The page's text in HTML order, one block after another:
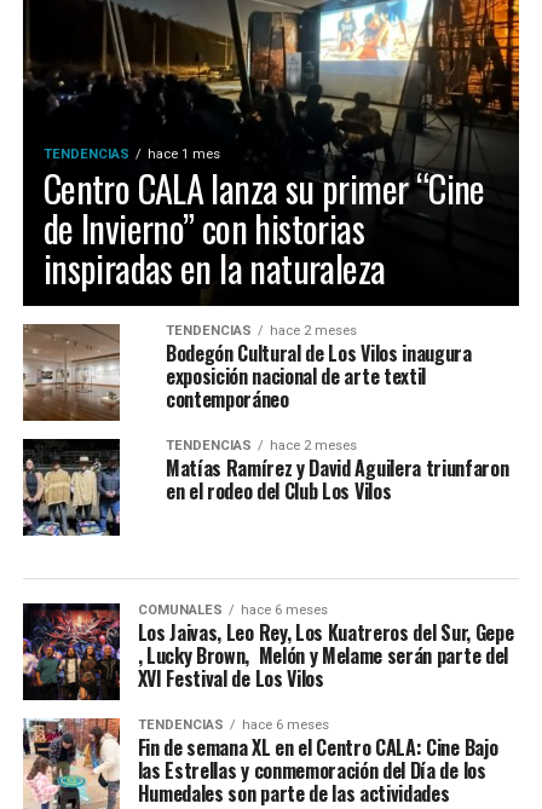
TENDENCIAS hace 1 mes
Centro CALA lanza su primer “Cine
de Invierno” con historias
inspiradas en la naturaleza
TENDENCIAS hace 2 meses
Bodegón Cultural de Los Vilos inaugura
exposición nacional de arte textil
contemporáneo
TENDENCIAS hace 2 meses
Matías Ramírez y David Aguilera triunfaron
en el rodeo del Club Los Vilos
COMUNALES hace 6 meses
Los Jaivas, Leo Rey, Los Kuatreros del Sur, Gepe
, Lucky Brown, Melón y Melame serán parte del
XVI Festival de Los Vilos
TENDENCIAS hace 6 meses
Fin de semana XL en el Centro CALA: Cine Bajo
las Estrellas y conmemoración del Día de los
Humedales son parte de las actividades